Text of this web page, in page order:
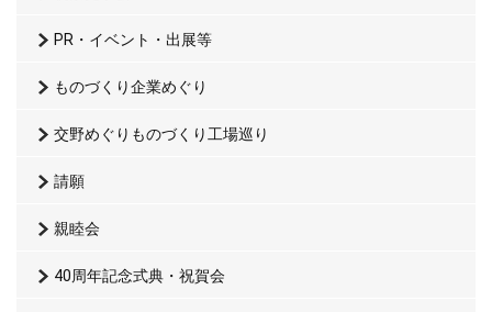
PR・イベント・出展等
ものづくり企業めぐり
交野めぐりものづくり工場巡り
請願
親睦会
40周年記念式典・祝賀会